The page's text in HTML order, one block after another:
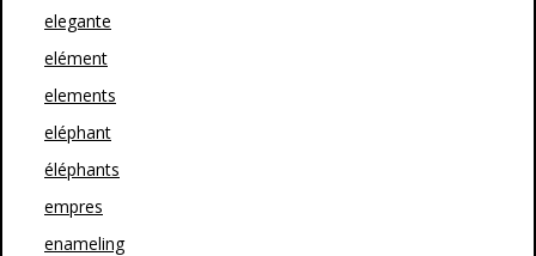
elegante
elément
elements
eléphant
éléphants
empres
enameling